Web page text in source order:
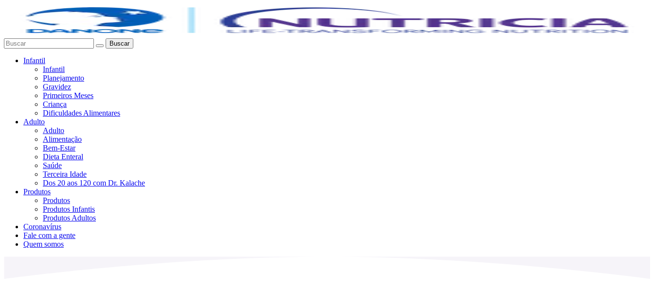
Buscar
Infantil
Infantil
Planejamento
Gravidez
Primeiros Meses
Criança
Dificuldades Alimentares
Adulto
Adulto
Alimentação
Bem-Estar
Dieta Enteral
Saúde
Terceira Idade
Dos 20 aos 120 com Dr. Kalache
Produtos
Produtos
Produtos Infantis
Produtos Adultos
Coronavírus
Fale com a gente
Quem somos